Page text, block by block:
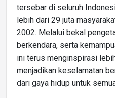
tersebar di seluruh
lebih dari 29 juta
2002. Melalui bekal
berkendara, serta
ini terus menginspirasi
menjadikan keselamatan
dari gaya hidup untuk